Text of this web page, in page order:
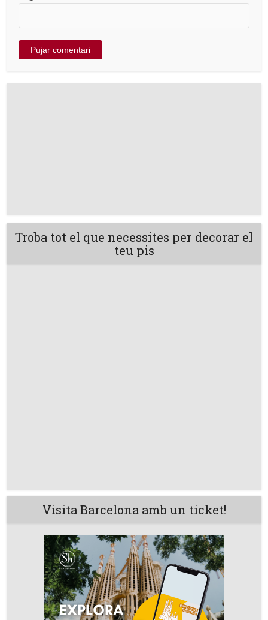
Troba tot el que necessites per decorar el
teu pis
Visita Barcelona amb un ticket!